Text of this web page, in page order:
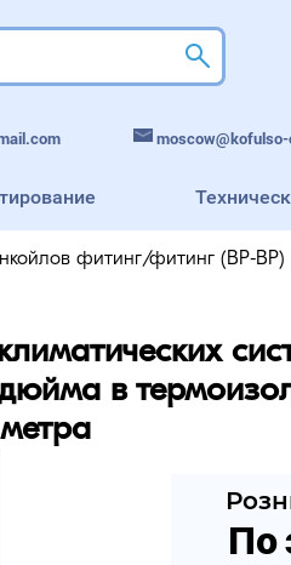
фитинг/фитинг (ВР-
в
По